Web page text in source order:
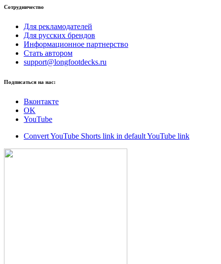
Сотрудничество
Для рекламодателей
Для русских брендов
Информационное партнерство
Стать автором
support@longfootdecks.ru
Подписаться на нас:
Вконтакте
OK
YouTube
Convert YouTube Shorts link in default YouTube link